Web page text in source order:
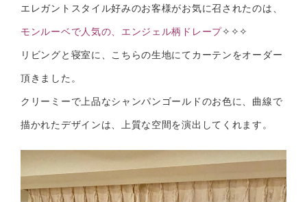
エレガントスタイル好みのお客様がお気に召されたのは、
モンルーベで人気の、エンジェル柄ドレープ✧✧✧
リビングと寝室に、こちらの生地にてカーテンをオーダー
頂きました。
クリーミーで上品なシャンパンゴールドのお色に、曲線で
描かれたデザインは、上質な空間を演出してくれます。